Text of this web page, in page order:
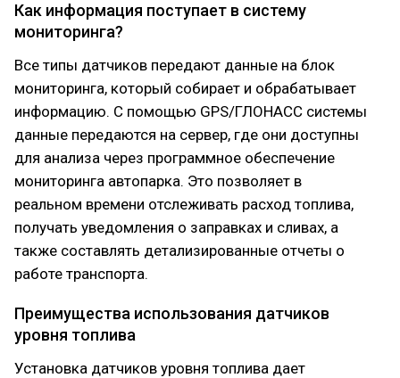
Как информация поступает в систему
мониторинга?
Все типы датчиков передают данные на блок
мониторинга, который собирает и обрабатывает
информацию. С помощью GPS/ГЛОНАСС системы
данные передаются на сервер, где они доступны
для анализа через программное обеспечение
мониторинга автопарка. Это позволяет в
реальном времени отслеживать расход топлива,
получать уведомления о заправках и сливах, а
также составлять детализированные отчеты о
работе транспорта.
Преимущества использования датчиков
уровня топлива
Установка датчиков уровня топлива дает